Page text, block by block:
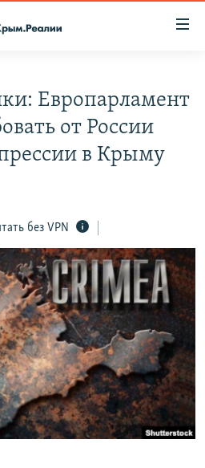
11 ИСТОРИЙ СОПРОТИВЛЕНИЯ
Европарламент
от России
в Крыму
без VPN